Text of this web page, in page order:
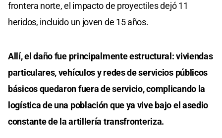
frontera norte, el impacto de proyectiles dejó 11
heridos, incluido un joven de 15 años.
Allí, el daño fue principalmente estructural: viviendas
particulares, vehículos y redes de servicios públicos
básicos quedaron fuera de servicio, complicando la
logística de una población que ya vive bajo el asedio
constante de la artillería transfronteriza.